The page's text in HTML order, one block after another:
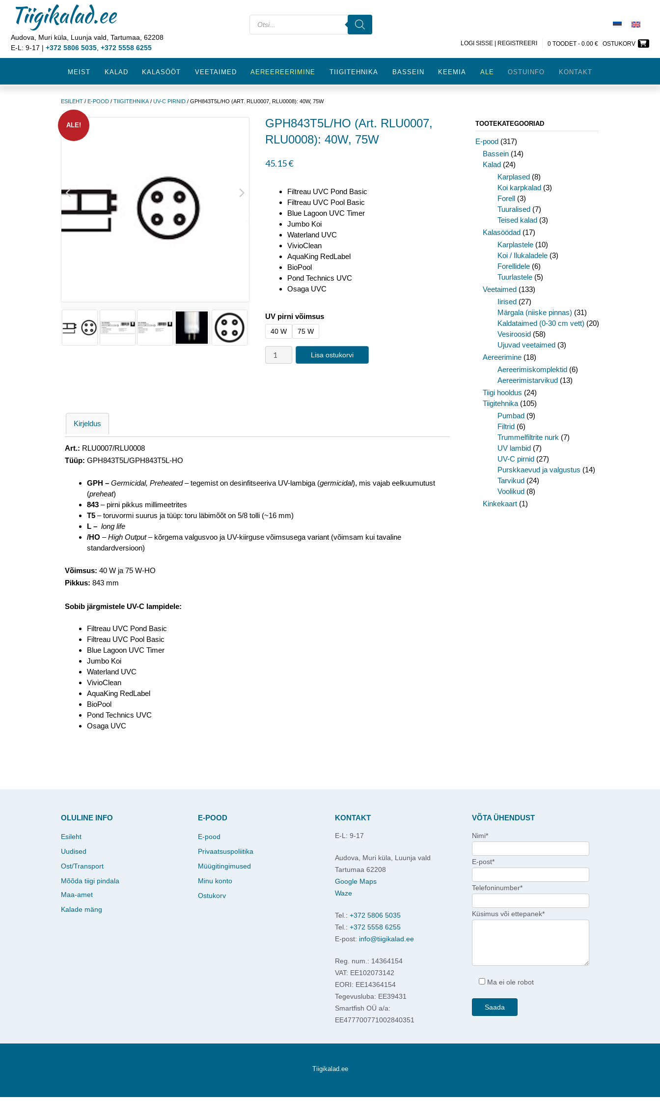
Tiigikalad.ee
Audova, Muri küla, Luunja vald, Tartumaa, 62208
E-L: 9-17 | +372 5806 5035 +372 5558 6255
LOGI SISSE | REGISTREERI 0 TOODET - 0.00 € OSTUKORV
MEIST KALAD KALASÖÖT VEETAIMED AEREEREERIMINE TIIGITEHNIKA BASSEIN KEEMIA ALE OSTUINFO KONTAKT
ESILEHT / E-POOD / TIIGITEHNIKA / UV-C PIRNID / GPH843T5L/HO (ART. RLU0007, RLU0008): 40W, 75W
ALE!
GPH843T5L/HO (Art. RLU0007,
RLU0008): 40W, 75W
45.15€
Filtreau UVC Pond Basic
Filtreau UVC Pool Basic
Blue Lagoon UVC Timer
Jumbo Koi
Waterland UVC
VivioClean
AquaKing RedLabel
BioPool
Pond Technics UVC
Osaga UVC
UV pirni võimsus
40 W 75 W
Lisa ostukorvi
Kirjeldus
Art.: RLU0007/RLU0008
Tüüp: GPH843T5L/GPH843T5L-HO
GPH – Germicidal, Preheated –tegemist on desinfitseeriva UV-lambiga (germicidal), mis vajab eelkuumutust
(preheat)
843 – pirni pikkus millimeetrites
T5 – toruvormi suurus ja tüüp: toru läbimõõt on 5/8 tolli (~16 mm)
L – long life
/HO –High Output– kõrgema valgusvoo ja UV-kiirguse võimsusega variant (võimsam kui tavaline
standardversioon)
Võimsus: 40 W ja 75 W-HO
Pikkus: 843 mm
Sobib järgmistele UV-C lampidele:
Filtreau UVC Pond Basic
Filtreau UVC Pool Basic
Blue Lagoon UVC Timer
Jumbo Koi
Waterland UVC
VivioClean
AquaKing RedLabel
BioPool
Pond Technics UVC
Osaga UVC
TOOTEKATEGOORIAD
E-pood (317)
Bassein (14)
Kalad (24)
Karplased (8)
Koi karpkalad (3)
Forell (3)
Tuuralised (7)
Teised kalad (3)
Kalasöödad (17)
Karplastele (10)
Koi / Ilukaladele (3)
Forellidele (6)
Tuurlastele (5)
Veetaimed (133)
Iirised (27)
Märgala (niiske pinnas) (31)
Kaldataimed (0-30 cm vett) (20)
Vesiroosid (58)
Ujuvad veetaimed (3)
Aereerimine (18)
Aereerimiskomplektid (6)
Aereerimistarvikud (13)
Tiigi hooldus (24)
Tiigitehnika (105)
Pumbad (9)
Filtrid (6)
Trummelfiltrite nurk (7)
UV lambid (7)
UV-C pirnid (27)
Purskkaevud ja valgustus (14)
Tarvikud (24)
Voolikud (8)
Kinkekaart (1)
OLULINE INFO
Esileht
Uudised
Ost/Transport
Mõõda tiigi pindala
Maa-amet
Kalade mäng
E-POOD
E-pood
Privaatsuspoliitika
Müügitingimused
Minu konto
Ostukorv
KONTAKT
E-L: 9-17
Audova, Muri küla, Luunja vald
Tartumaa 62208
Google Maps
Waze
Tel.: +372 5806 5035
Tel.: +372 5558 6255
E-post: info@tiigikalad.ee
Reg. num.: 14364154
VAT: EE102073142
EORI: EE14364154
Tegevusluba: EE39431
Smartfish OÜ a/a:
EE477700771002840351
VÕTA ÜHENDUST
Nimi*
E-post*
Telefoninumber*
Küsimus või ettepanek*
Ma ei ole robot
Tiigikalad.ee